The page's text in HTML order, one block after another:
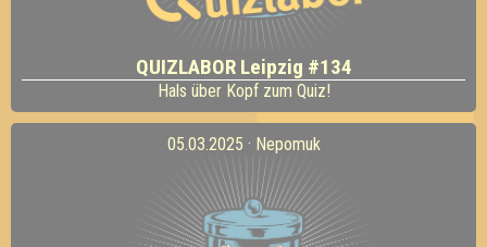
QUIZLABOR Leipzig #134
Hals über Kopf zum Quiz!
05.03.2025 · Nepomuk